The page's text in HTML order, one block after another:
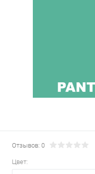
Отзывов: 0
Цвет: